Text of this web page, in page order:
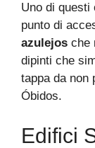
Uno di questi
punto di
azulejos che
dipinti che
tappa da non
Óbidos.
Edifici